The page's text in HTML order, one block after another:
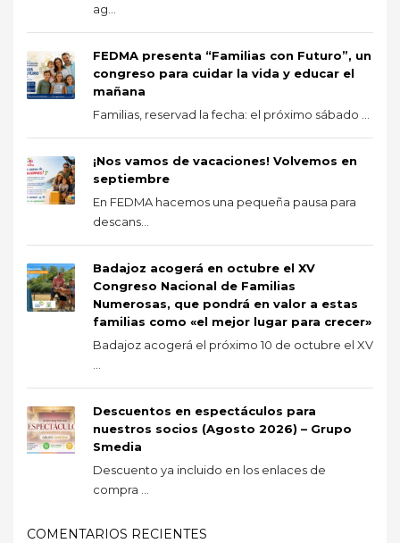
ag...
FEDMA presenta “Familias con Futuro”, un
congreso para cuidar la vida y educar el
mañana
Familias, reservad la fecha: el próximo sábado ...
¡Nos vamos de vacaciones! Volvemos en
septiembre
En FEDMA hacemos una pequeña pausa para
descans...
Badajoz acogerá en octubre el XV
Congreso Nacional de Familias
Numerosas, que pondrá en valor a estas
familias como «el mejor lugar para crecer»
Badajoz acogerá el próximo 10 de octubre el XV
Descuentos en espectáculos para
nuestros socios (Agosto 2026) – Grupo
Smedia
Descuento ya incluido en los enlaces de
compra ...
COMENTARIOS RECIENTES